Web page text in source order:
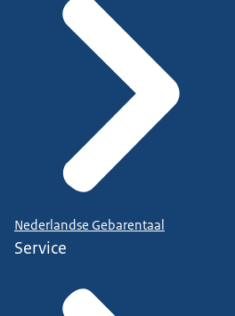
Nederlandse Gebarentaal
Service